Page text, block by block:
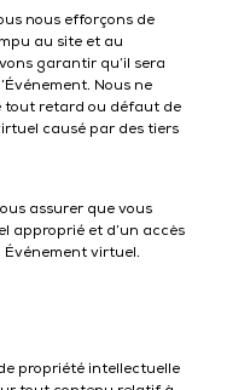
nous efforçons de
au site et au
garantir qu’il sera
Nous ne
tout retard ou défaut de
causé par des tiers
assurer que vous
approprié et d’un accès
virtuel.
propriété intellectuelle